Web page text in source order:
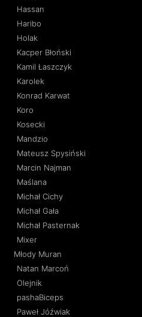
Hassan
Haribo
Holak
Kacper Błoński
Kamil Łaszczyk
Karolek
Konrad Karwat
Koro
Kosecki
Mandzio
Mateusz Spysiński
Marcin Najman
Maślana
Michał Cichy
Michał Gała
Michał Pasternak
Mixer
Młody Muran
Natan Marcoń
Olejnik
pashaBiceps
Paweł Jóźwiak